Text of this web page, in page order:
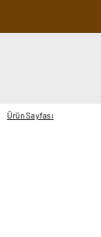
Ürün Sayfası